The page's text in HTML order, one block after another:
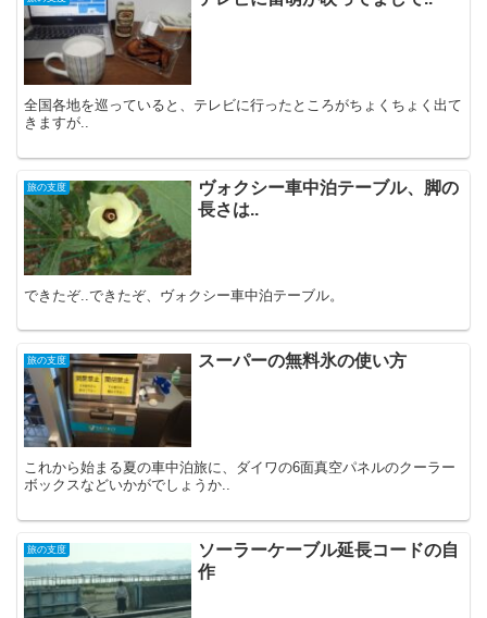
全国各地を巡っていると、テレビに行ったところがちょくちょく出て
きますが..
旅の支度
ヴォクシー車中泊テーブル、脚の
長さは..
できたぞ..できたぞ、ヴォクシー車中泊テーブル。
旅の支度 スーパーの無料氷の使い方
これから始まる夏の車中泊旅に、ダイワの6面真空パネルのクーラー
ボックスなどいかがでしょうか..
旅の支度
ソーラーケーブル延長コードの自
作